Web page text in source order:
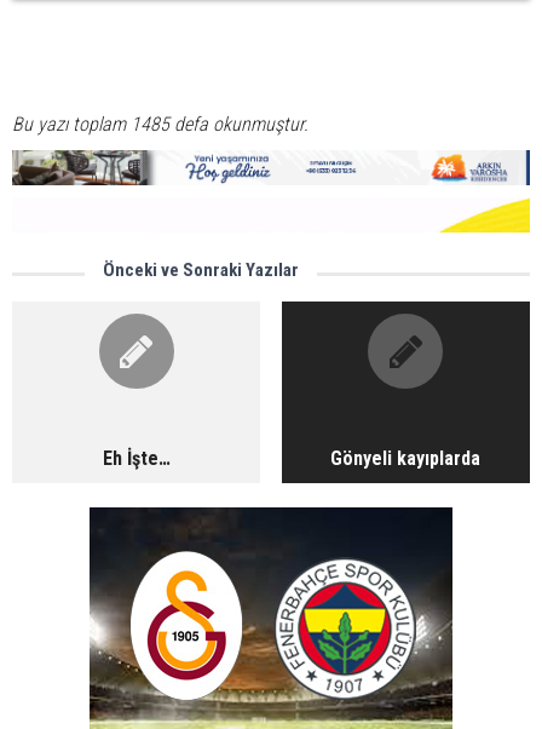
Bu yazı toplam 1485 defa okunmuştur.
Önceki ve Sonraki Yazılar
Eh İşte… Gönyeli kayıplarda